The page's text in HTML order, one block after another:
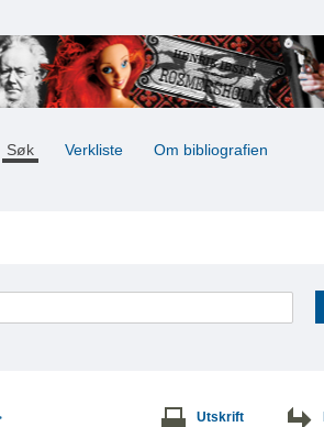
Søk Verkliste Om bibliografien
Utskrift